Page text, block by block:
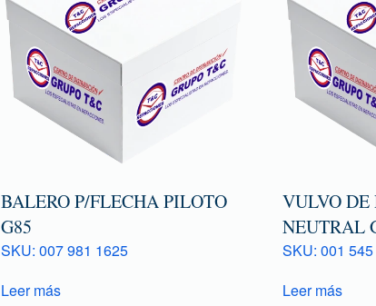
BALERO P/FLECHA PILOTO
G85
SKU: 007 981 1625
Leer más
VULVO
NEUTRAL
SKU: 001
Leer más